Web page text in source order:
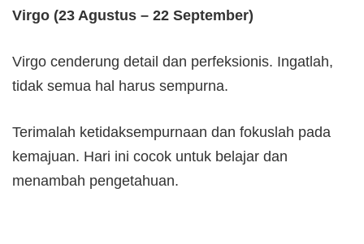
Virgo (23 Agustus – 22 September)
Virgo cenderung detail dan perfeksionis. Ingatlah,
tidak semua hal harus sempurna.
Terimalah ketidaksempurnaan dan fokuslah pada
kemajuan. Hari ini cocok untuk belajar dan
menambah pengetahuan.